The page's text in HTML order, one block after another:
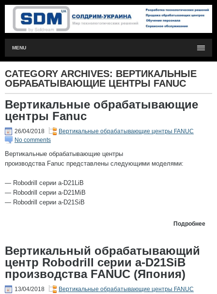
MENU
CATEGORY ARCHIVES: ВЕРТИКАЛЬНЫЕ
ОБРАБАТЫВАЮЩИЕ ЦЕНТРЫ FANUC
Вертикальные обрабатывающие
центры Fanuc
26/04/2018
Вертикальные обрабатывающие центры FANUC
No comments
Вертикальные обрабатывающие центры
производства Fanuc представлены следующими моделями:
— Robodrill серии a-D21LiB
— Robodrill серии a-D21MiB
— Robodrill серии a-D21SiB
Подробнее
Вертикальный обрабатывающий
центр Robodrill серии a-D21SiB
производства FANUC (Япония)
13/04/2018
Вертикальные обрабатывающие центры FANUC